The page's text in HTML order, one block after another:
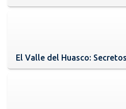
El Valle del Huasco: